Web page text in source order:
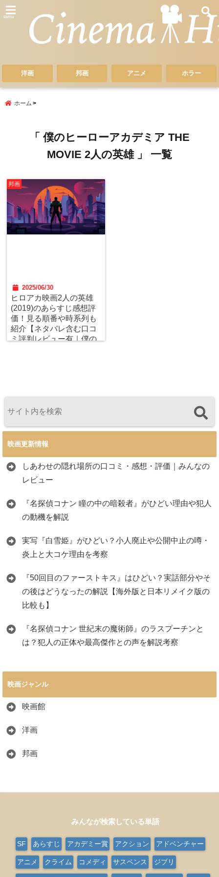
menu
洋画 邦画 アニメ ホラー
ホーム
「 僕のヒーローアカデミア THE
MOVIE 2人の英雄 」 一覧
邦画
2025/06/30
ヒロアカ映画2人の英雄
(2019)のあらすじ感想評
価！見る順番や時系列も
紹介【ネタバレ含む口コ
ミ評判レビュー有｜僕の
映画更新情報
しあわせの隠れ場所の口コミ・感想・評価｜みんなの
レビュー
『名探偵コナン 瞳の中の暗殺者』がひどい理由や犯人
の動機を解説
実写『白雪姫』がひどい？小人廃止や公開中止の噂・
炎上と大コケ理由を考察
『50回目のファーストキス』はひどい？実話部分やそ
の後はどうなったの解説【海外版と日本リメイク版の
比較も】
『名探偵コナン 世紀末の魔術師』のラスプーチンと
は？犯人の正体や最高傑作との声を解説考察
映画ジャンル
映画館
洋画
邦画
みんなが検索している単語
SF あらすじ アカデミー賞 アクション アドベンチャー
アニメ クライム コメディ サスペンス ジブリ